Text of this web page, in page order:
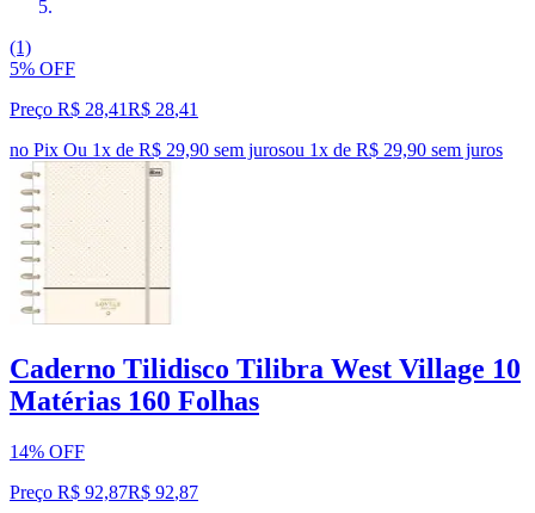
(1)
5% OFF
Preço R$ 28,41R$ 28,41
no Pix Ou 1x de R$ 29,90 sem jurosou 1x de R$ 29,90 sem juros
Caderno Tilidisco Tilibra West Village 10
Matérias 160 Folhas
14% OFF
Preço R$ 92,87R$ 92,87